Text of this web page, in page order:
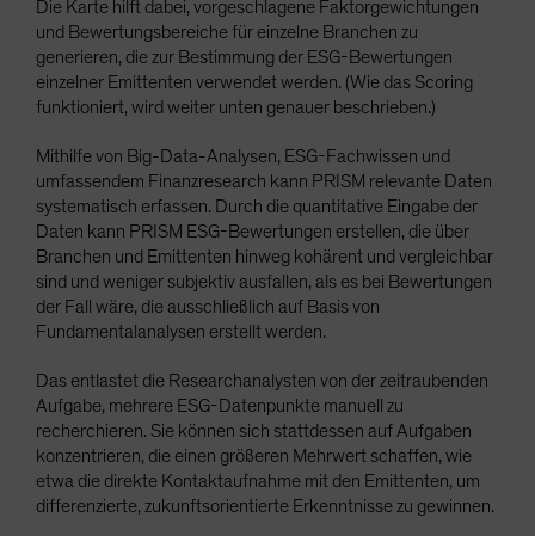
Die Karte hilft dabei, vorgeschlagene Faktorgewichtungen
und Bewertungsbereiche für einzelne Branchen zu
generieren, die zur Bestimmung der ESG-Bewertungen
einzelner Emittenten verwendet werden. (Wie das Scoring
funktioniert, wird weiter unten genauer beschrieben.)
Mithilfe von Big-Data-Analysen, ESG-Fachwissen und
umfassendem Finanzresearch kann PRISM relevante Daten
systematisch erfassen. Durch die quantitative Eingabe der
Daten kann PRISM ESG-Bewertungen erstellen, die über
Branchen und Emittenten hinweg kohärent und vergleichbar
sind und weniger subjektiv ausfallen, als es bei Bewertungen
der Fall wäre, die ausschließlich auf Basis von
Fundamentalanalysen erstellt werden.
Das entlastet die Researchanalysten von der zeitraubenden
Aufgabe, mehrere ESG-Datenpunkte manuell zu
recherchieren. Sie können sich stattdessen auf Aufgaben
konzentrieren, die einen größeren Mehrwert schaffen, wie
etwa die direkte Kontaktaufnahme mit den Emittenten, um
differenzierte, zukunftsorientierte Erkenntnisse zu gewinnen.